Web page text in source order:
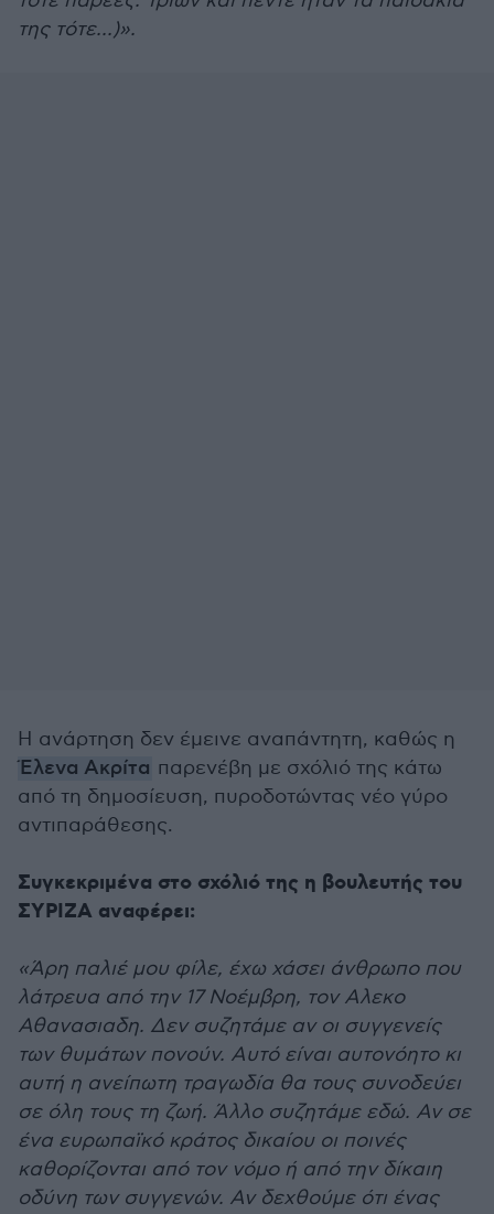
της τότε...)».
Η ανάρτηση δεν έμεινε αναπάντητη, καθώς η
Έλενα Ακρίτα παρενέβη με σχόλιό της κάτω
από τη δημοσίευση, πυροδοτώντας νέο γύρο
αντιπαράθεσης.
Συγκεκριμένα στο σχόλιό της η βουλευτής του
ΣΥΡΙΖΑ αναφέρει:
«Άρη παλιέ μου φίλε, έχω χάσει άνθρωπο που
λάτρευα από την 17 Νοέμβρη, τον Αλεκο
Αθανασιαδη. Δεν συζητάμε αν οι συγγενείς
των θυμάτων πονούν. Αυτό είναι αυτονόητο κι
αυτή η ανείπωτη τραγωδία θα τους συνοδεύει
σε όλη τους τη ζωή. Άλλο συζητάμε εδώ. Αν σε
ένα ευρωπαϊκό κράτος δικαίου οι ποινές
καθορίζονται από τον νόμο ή από την δίκαιη
οδύνη των συγγενών. Αν δεχθούμε ότι ένας